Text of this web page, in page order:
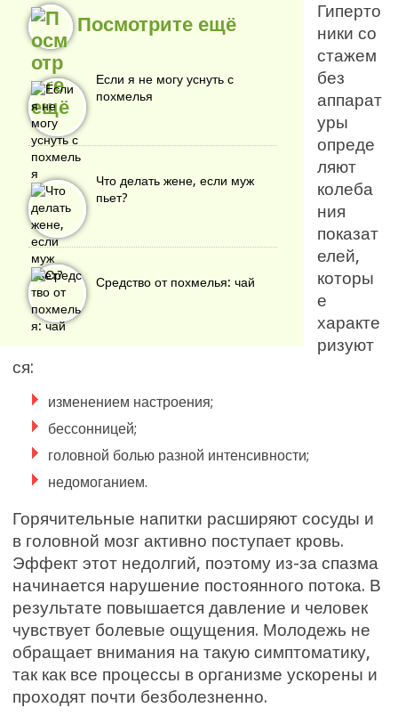
Посмотрите ещё
Если я не могу уснуть с
похмелья
Что делать жене, если муж
пьет?
Средство от похмелья: чай
Гиперто
ники со
стажем
без
аппарат
уры
опреде
ляют
колеба
ния
показат
елей,
которы
е
характе
ризуют
ся:
изменением настроения;
бессонницей;
головной болью разной интенсивности;
недомоганием.
Горячительные напитки расширяют сосуды и
в головной мозг активно поступает кровь.
Эффект этот недолгий, поэтому из-за спазма
начинается нарушение постоянного потока. В
результате повышается давление и человек
чувствует болевые ощущения. Молодежь не
обращает внимания на такую симптоматику,
так как все процессы в организме ускорены и
проходят почти безболезненно.